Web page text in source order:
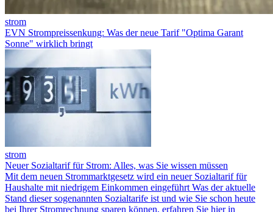
strom
EVN Strompreissenkung: Was der neue Tarif "Optima Garant
Sonne" wirklich bringt
strom
Neuer Sozialtarif für Strom: Alles, was Sie wissen müssen
Mit dem neuen Strommarktgesetz wird ein neuer Sozialtarif für
Haushalte mit niedrigem Einkommen eingeführt Was der aktuelle
Stand dieser sogenannten Sozialtarife ist und wie Sie schon heute
bei Ihrer Stromrechnung sparen können, erfahren Sie hier in